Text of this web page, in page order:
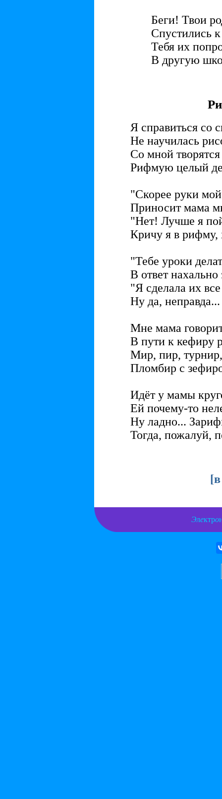
Беги! Твои
Спустились
Тебя их
В другую
Я справиться со
Не научилась
Со мной
Рифмую целый
"Скорее руки
Приносит мама
"Нет! Лучше я
Кричу я в рифму,
"Тебе уроки
В ответ
"Я сделала их
Ну да,
Мне мама
В пути к кефиру
Мир, пир,
Пломбир с
Идёт у мамы
Ей почему-то
Ну ладно...
Тогда, пожалуй,
[
Электро